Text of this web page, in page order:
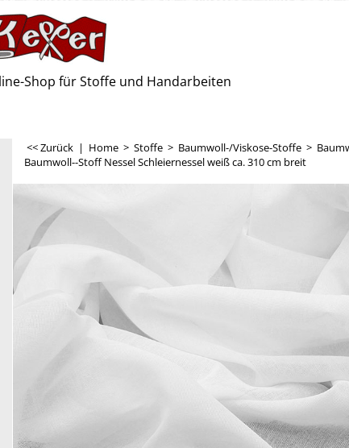
Shop für Stoffe und Handarbeiten
<< Zurück | Home > Stoffe > Baumwoll-/Viskose-Stoffe >
Baumwoll--Stoff Nessel Schleiernessel weiß ca. 310 cm breit